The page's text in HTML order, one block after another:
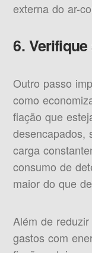
externa do ar-
6.
Outro passo
como
fiação que
desencapados,
carga
consumo de
maior do que
Além de
gastos com